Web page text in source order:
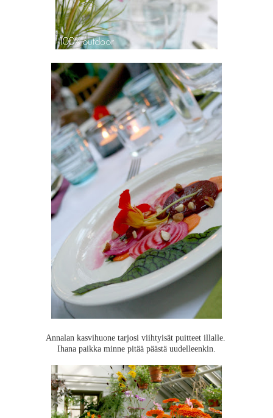
Annalan kasvihuone tarjosi viihtyisät puitteet illalle.
Ihana paikka minne pitää päästä uudelleenkin.